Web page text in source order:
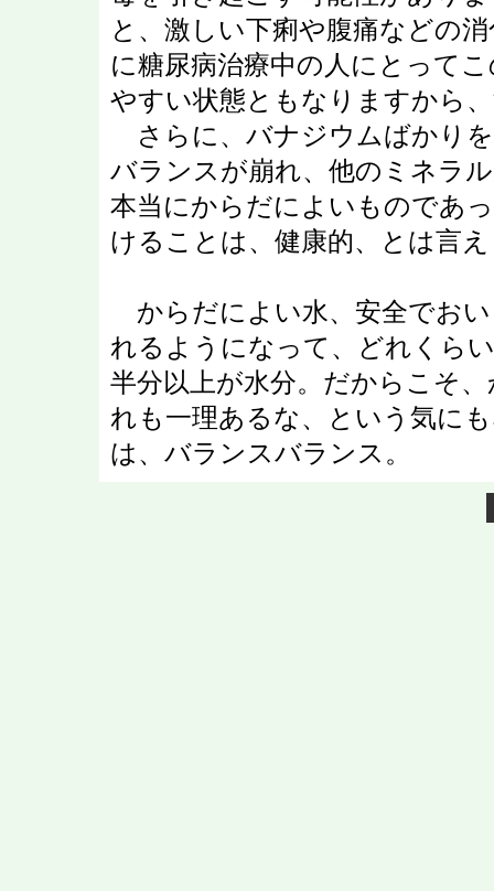
と、激しい下痢や腹痛などの
に糖尿病治療中の人にとって
やすい状態ともなりますから
さらに、バナジウムばかり
バランスが崩れ、他のミネラ
本当にからだによいものであ
けることは、健康的、とは言
からだによい水、安全でお
れるようになって、どれくら
半分以上が水分。だからこそ
れも一理あるな、という気に
は、バランスバランス。